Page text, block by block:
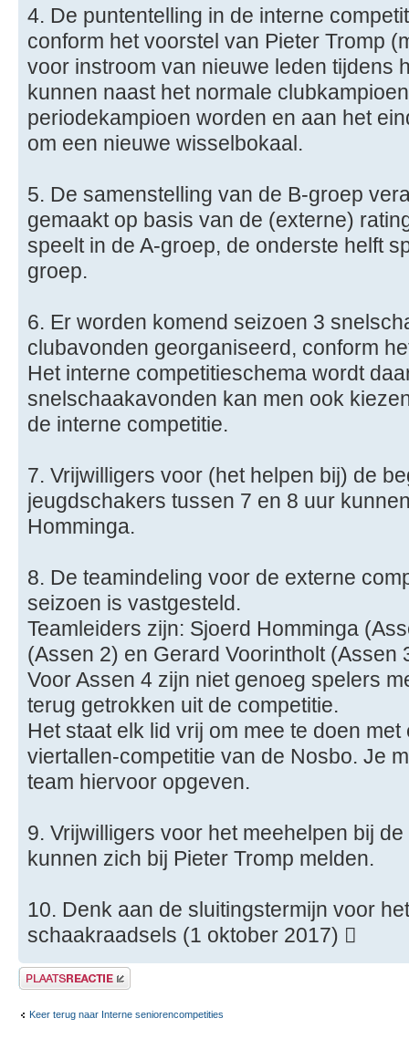
4. De puntentelling in de interne
conform het voorstel van Pieter Tromp
voor instroom van nieuwe leden tijdens
kunnen naast het normale
periodekampioen worden en aan het
om een nieuwe wisselbokaal.
5. De samenstelling van de B-groep
gemaakt op basis van de (externe)
speelt in de A-groep, de onderste helft
groep.
6. Er worden komend seizoen 3
clubavonden georganiseerd, conform
Het interne competitieschema wordt
snelschaakavonden kan men ook
de interne competitie.
7. Vrijwilligers voor (het helpen bij) de
jeugdschakers tussen 7 en 8 uur
Homminga.
8. De teamindeling voor de externe
seizoen is vastgesteld.
Teamleiders zijn: Sjoerd Homminga
(Assen 2) en Gerard Voorintholt (Assen
Voor Assen 4 zijn niet genoeg spelers
terug getrokken uit de competitie.
Het staat elk lid vrij om mee te doen
viertallen-competitie van de Nosbo. Je
team hiervoor opgeven.
9. Vrijwilligers voor het meehelpen bij
kunnen zich bij Pieter Tromp melden.
10. Denk aan de sluitingstermijn voor
schaakraadsels (1 oktober 2017) 
Plaats een reactie
Keer terug naar Interne seniorencompetities